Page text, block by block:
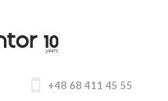
+48 68 411 45 55